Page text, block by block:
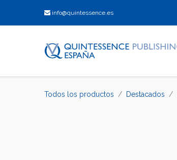
info@quintessence.es
Todos los productos Destacados